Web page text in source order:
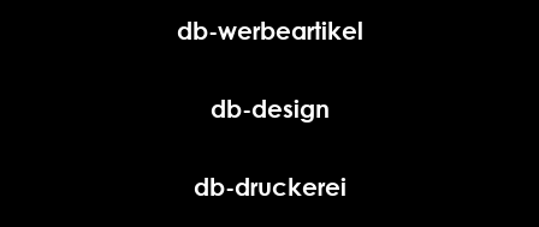
db-werbeartikel
db-design
db-druckerei